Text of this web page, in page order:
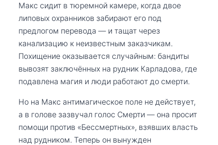
Макс сидит в тюремной камере, когда двое
липовых охранников забирают его под
предлогом перевода — и тащат через
канализацию к неизвестным заказчикам.
Похищение оказывается случайным: бандиты
вывозят заключённых на рудник Карладова, где
подавлена магия и люди работают до смерти.
Но на Макс антимагическое поле не действует,
а в голове зазвучал голос Смерти — она просит
помощи против «Бессмертных», взявших власть
над рудником. Теперь он вынужден